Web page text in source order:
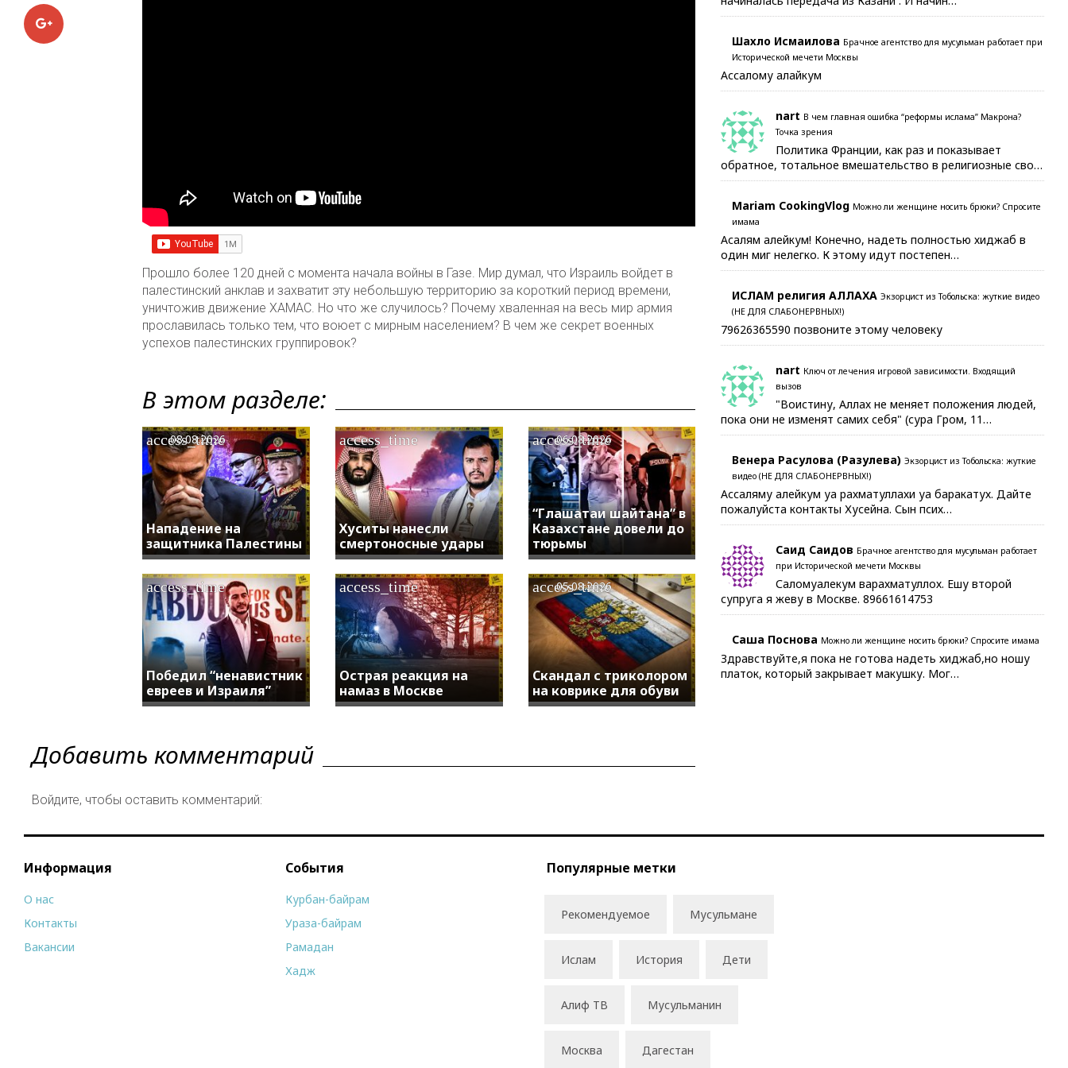
Google+
Прошло более 120 дней с момента начала войны в Газе. Мир думал, что Израиль войдет в
палестинский анклав и захватит эту небольшую территорию за короткий период времени,
уничтожив движение ХАМАС. Но что же случилось? Почему хваленная на весь мир армия
прославилась только тем, что воюет с мирным населением? В чем же секрет военных
успехов палестинских группировок?
В этом разделе:
Нападение на
защитника Палестины
access_time
08.08.2026
Хуситы нанесли
смертоносные удары
access_time
“Глашатаи шайтана” в
Казахстане довели до
тюрьмы
access_time
06.08.2026
Победил “ненавистник
евреев и Израиля”
access_time
Острая реакция на
намаз в Москве
access_time
Скандал с триколором
на коврике для обуви
access_time
05.08.2026
Добавить комментарий
Войдите, чтобы оставить комментарий:
Шахло Исмаилова Брачное агентство для мусульман работает при
Исторической мечети Москвы
Ассалому алайкум
nart В чем главная ошибка “реформы ислама” Макрона?
Точка зрения
Политика Франции, как раз и показывает
обратное, тотальное вмешательство в религиозные сво…
Mariam CookingVlog Можно ли женщине носить брюки? Спросите
имама
Асалям алейкум! Конечно, надеть полностью хиджаб в
один миг нелегко. К этому идут постепен…
ИСЛАМ религия АЛЛАХА Экзорцист из Тобольска: жуткие видео
(НЕ ДЛЯ СЛАБОНЕРВНЫХ!)
79626365590 позвоните этому человеку
nart Ключ от лечения игровой зависимости. Входящий
вызов
"Воистину, Аллах не меняет положения людей,
пока они не изменят самих себя" (сура Гром, 11…
Венера Расулова (Разулева) Экзорцист из Тобольска: жуткие
видео (НЕ ДЛЯ СЛАБОНЕРВНЫХ!)
Ассаляму алейкум уа рахматуллахи уа баракатух. Дайте
пожалуйста контакты Хусейна. Сын псих…
Саид Саидов Брачное агентство для мусульман работает
при Исторической мечети Москвы
Саломуалекум варахматуллох. Ешу второй
супруга я жеву в Москве. 89661614753
Саша Поснова Можно ли женщине носить брюки? Спросите имама
Здравствуйте,я пока не готова надеть хиджаб,но ношу
платок, который закрывает макушку. Мог…
Информация
О нас
Контакты
Вакансии
События
Курбан-байрам
Ураза-байрам
Рамадан
Хадж
Популярные метки
Рекомендуемое Мусульмане
Ислам История Дети
Алиф ТВ Мусульманин
Москва Дагестан